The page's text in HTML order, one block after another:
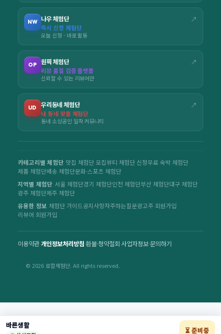
바른생활
⏳ 준비중
NW 나우 체험단 ↗
즉시 신청 체험단
오늘 신청 · 바로 활동
OP 원픽 체험단 ↗
리뷰 품질 검증 플랫폼
신뢰할 수 있는 리뷰어만
UD 우리동네 체험단 ↗
내 동네 맞춤 체험단
동네 소상공인 밀착 커뮤니티
카테고리별 체험단 맛집 체험단 모집뷰티 체험단 신청무료 숙박 체험단
제품 체험단배송 체험단문화·스포츠 체험단
지역별 체험단 서울 체험단경기 체험단인천 체험단부산 체험단대구 체험단
광주 체험단제주 체험단
유용한 정보 체험단 가이드공지사항자주하는질문광고주 회원가입
리뷰어 회원가입
이용약관·개인정보처리방침·환불·청약철회·사업자정보·문의하기
© 2026 로컬체험단. All rights reserved.